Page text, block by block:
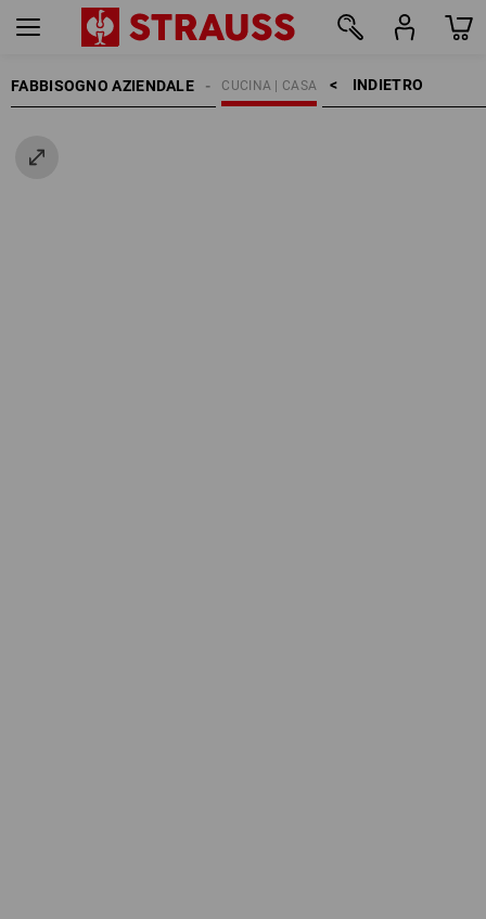
FABBISOGNO AZIENDALE INDIETRO    >
CUCINA | CASA